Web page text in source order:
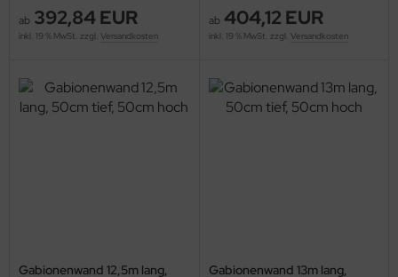
ab 392,84 EUR
inkl. 19 % MwSt. zzgl. Versandkosten
ab 404,12 EUR
inkl. 19 % MwSt. zzgl. Versandkosten
Gabionenwand 12,5m lang,
Gabionenwand 13m lang,